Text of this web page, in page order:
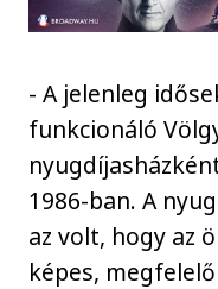
- A jelenleg
funkcionáló
1986-ban. A
az volt, hogy az
képes,